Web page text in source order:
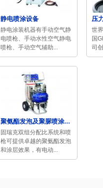
静电喷涂设备
静电涂装机器有手动空气静
电喷枪、手动水性空气静电
喷枪、手动空气辅助...
压
世
国
司
聚氨酯发泡及聚脲喷涂...
固瑞克双组分配比系统和喷
枪可提供卓越的聚氨酯发泡
和涂层效果，有电动...